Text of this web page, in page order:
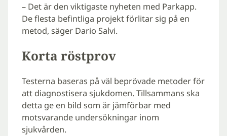
– Det är den viktigaste nyheten med Parkapp.
De flesta befintliga projekt förlitar sig på en
metod, säger Dario Salvi.
Korta röstprov
Testerna baseras på väl beprövade metoder för
att diagnostisera sjukdomen. Tillsammans ska
detta ge en bild som är jämförbar med
motsvarande undersökningar inom
sjukvården.